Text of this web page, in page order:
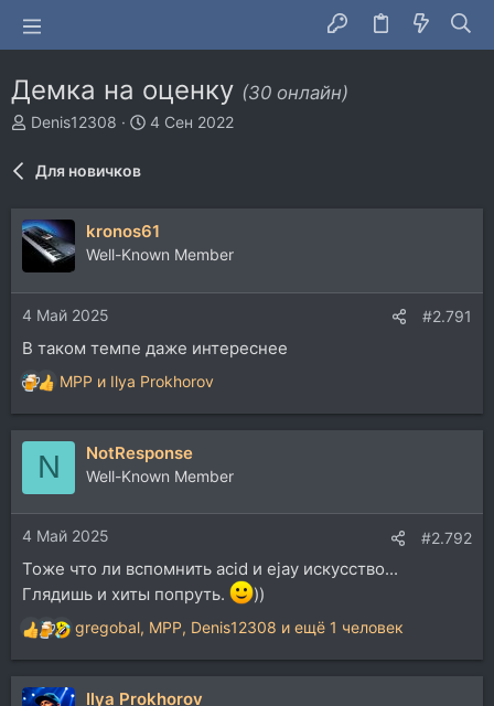
Демка на оценку (30 онлайн)
А
о
р
т
е
Denis12308
Д
н
а
4 Сен 2022
Для новичков
kronos61
Well-Known Member
4 Май 2025 #2.791
В таком темпе даже интереснее
Р
е
а
и
и
:
MPP и Ilya Prokhorov
N NotResponse
Well-Known Member
4 Май 2025 #2.792
Тоже что ли вспомнить acid и ejay искусство...
Глядишь и хиты попруть.
))
Р
е
а
к
gregobal, MPP, Denis12308 и ещё 1 человек
Ilya Prokhorov